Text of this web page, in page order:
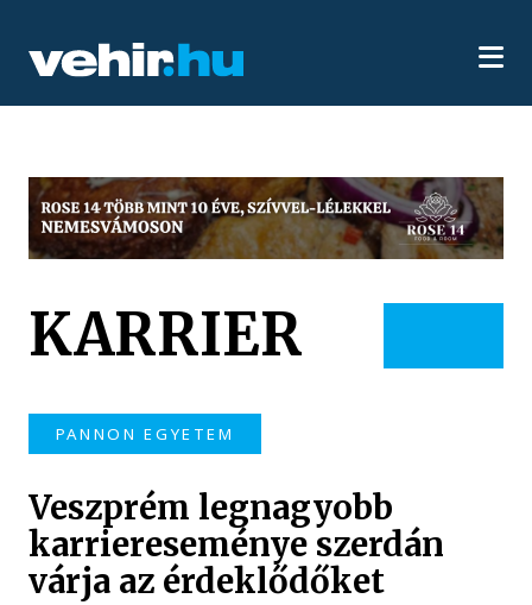
KARRIER
PANNON EGYETEM
Veszprém legnagyobb
karriereseménye szerdán
várja az érdeklődőket